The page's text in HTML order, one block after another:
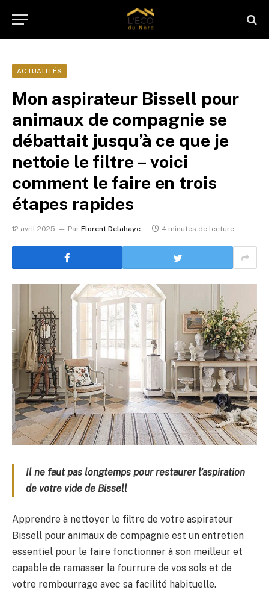
ACTUALITÉS
Mon aspirateur Bissell pour
animaux de compagnie se
débattait jusqu’à ce que je
nettoie le filtre – voici
comment le faire en trois
étapes rapides
12 avril 2025 Par Florent Delahaye 4 minutes de lecture
Il ne faut pas longtemps pour restaurer l’aspiration
de votre vide de Bissell
Apprendre à nettoyer le filtre de votre aspirateur
Bissell pour animaux de compagnie est un entretien
essentiel pour le faire fonctionner à son meilleur et
capable de ramasser la fourrure de vos sols et de
votre rembourrage avec sa facilité habituelle.